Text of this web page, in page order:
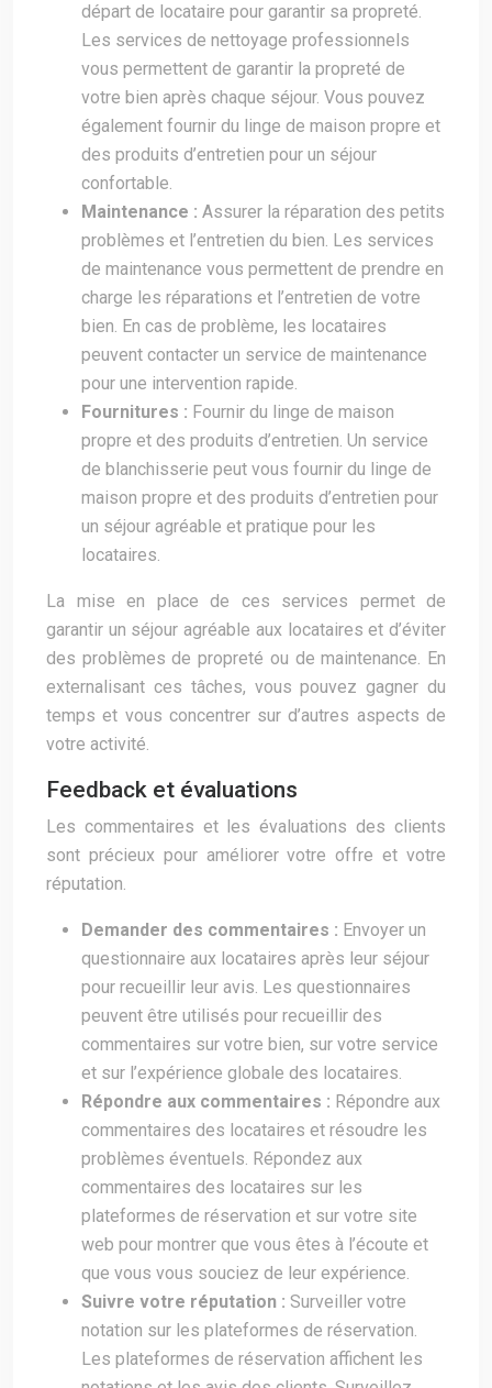
départ de locataire pour garantir sa propreté.
Les services de nettoyage professionnels
vous permettent de garantir la propreté de
votre bien après chaque séjour. Vous pouvez
également fournir du linge de maison propre et
des produits d’entretien pour un séjour
confortable.
Maintenance : Assurer la réparation des petits
problèmes et l’entretien du bien. Les services
de maintenance vous permettent de prendre en
charge les réparations et l’entretien de votre
bien. En cas de problème, les locataires
peuvent contacter un service de maintenance
pour une intervention rapide.
Fournitures : Fournir du linge de maison
propre et des produits d’entretien. Un service
de blanchisserie peut vous fournir du linge de
maison propre et des produits d’entretien pour
un séjour agréable et pratique pour les
locataires.
La mise en place de ces services permet de
garantir un séjour agréable aux locataires et d’éviter
des problèmes de propreté ou de maintenance. En
externalisant ces tâches, vous pouvez gagner du
temps et vous concentrer sur d’autres aspects de
votre activité.
Feedback et évaluations
Les commentaires et les évaluations des clients
sont précieux pour améliorer votre offre et votre
réputation.
Demander des commentaires : Envoyer un
questionnaire aux locataires après leur séjour
pour recueillir leur avis. Les questionnaires
peuvent être utilisés pour recueillir des
commentaires sur votre bien, sur votre service
et sur l’expérience globale des locataires.
Répondre aux commentaires : Répondre aux
commentaires des locataires et résoudre les
problèmes éventuels. Répondez aux
commentaires des locataires sur les
plateformes de réservation et sur votre site
web pour montrer que vous êtes à l’écoute et
que vous vous souciez de leur expérience.
Suivre votre réputation : Surveiller votre
notation sur les plateformes de réservation.
Les plateformes de réservation affichent les